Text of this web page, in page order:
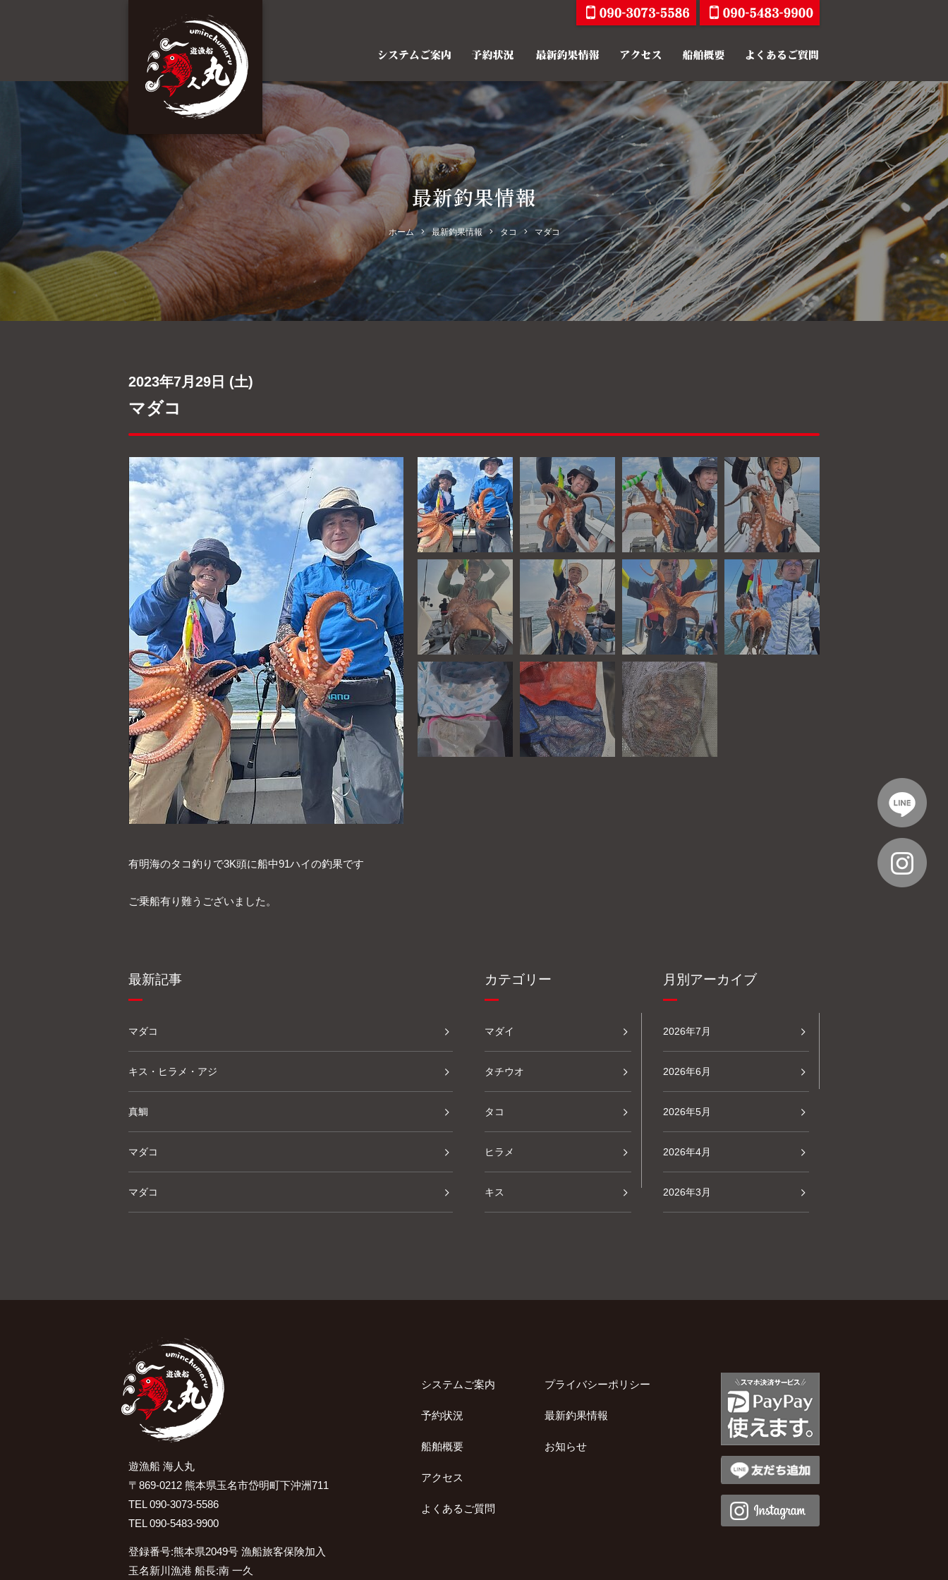
最新釣果情報
ホーム 最新釣果情報 タコ マダコ
2023年7月29日 (土)
マダコ
有明海のタコ釣りで3K頭に船中91ハイの釣果です
ご乗船有り難うございました。
最新記事
マダコ
キス・ヒラメ・アジ
真鯛
マダコ
マダコ
カテゴリー
マダイ
タチウオ
タコ
ヒラメ
キス
月別アーカイブ
2026年7月
2026年6月
2026年5月
2026年4月
2026年3月
遊漁船 海人丸
〒869-0212 熊本県玉名市岱明町下沖洲711
TEL 090-3073-5586
TEL 090-5483-9900
登録番号:熊本県2049号 漁船旅客保険加入
玉名新川漁港 船長:南 一久
システムご案内
予約状況
船舶概要
アクセス
よくあるご質問
プライバシーポリシー
最新釣果情報
お知らせ